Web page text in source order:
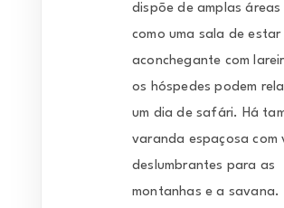
dispõe de amplas áreas
como uma sala de estar
aconchegante com
os hóspedes podem
um dia de safári. Há
varanda espaçosa com
deslumbrantes para as
montanhas e a savana.